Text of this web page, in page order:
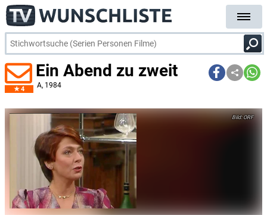
4
Ein Abend zu zweit
A, 1984
ORF